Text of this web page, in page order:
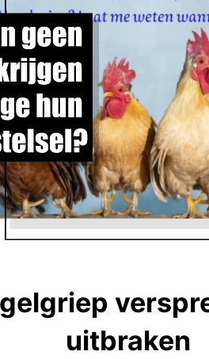
uitbraken